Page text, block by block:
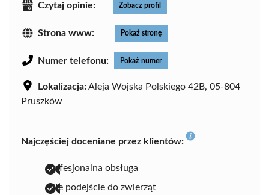
Czytaj opinie: Zobacz profil
Strona www: Pokaż stronę
Numer telefonu: Pokaż numer
Lokalizacja:Aleja Wojska Polskiego 42B, 05-804
Pruszków
Najczęściej doceniane przez klientów:
profesjonalna obsługa
miłe podejście do zwierząt